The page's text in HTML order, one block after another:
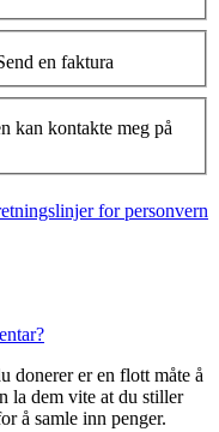
en faktura
kan kontakte meg på
for personvern
donerer er en flott måte å
la dem vite at du stiller
å samle inn penger.